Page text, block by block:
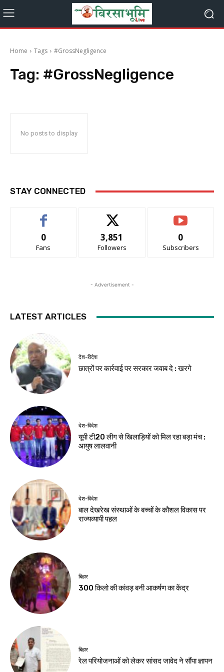
Home Tags #GrossNegligence
Tag: #GrossNegligence
No posts to display
STAY CONNECTED
0
Fans
3,851
Followers
0
Subscribers
- Advertisement -
LATEST ARTICLES
देश-विदेश
छात्रों पर कार्रवाई पर सरकार जवाब दे : खरगे
देश-विदेश
यूपी टी20 लीग से खिलाड़ियों को मिल रहा बड़ा मंच :
आयुष लालवानी
देश-विदेश
बाल देखरेख संस्थाओं के बच्चों के कौशल विकास पर
राज्यव्यापी पहल
बिहार
300 किलो की कांवड़ बनी आकर्षण का केंद्र
बिहार
रेल परियोजनाओं को लेकर सांसद जावेद ने सौंपा ज्ञापन